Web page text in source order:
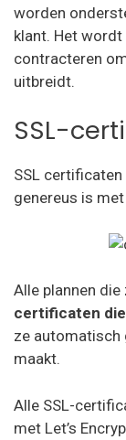
worden
klant. Het
contracteren
uitbreidt.
SSL-
SSL
genereus is
Alle plannen
certificaten
ze automatisch
maakt.
Alle SSL-
met Let’s